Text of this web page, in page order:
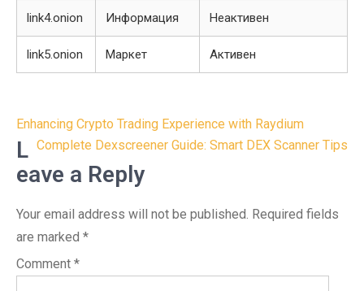
link4.onion Информация Неактивен
link5.onion Маркет Активен
Post
navigation
Enhancing Crypto Trading Experience with Raydium
Complete Dexscreener Guide: Smart DEX Scanner Tips
L
eave a Reply
Your email address will not be published. Required fields
are marked *
Comment *